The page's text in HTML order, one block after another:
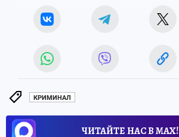
КРИМИНАЛ
ЧИТАЙТЕ НАС В МАХ!